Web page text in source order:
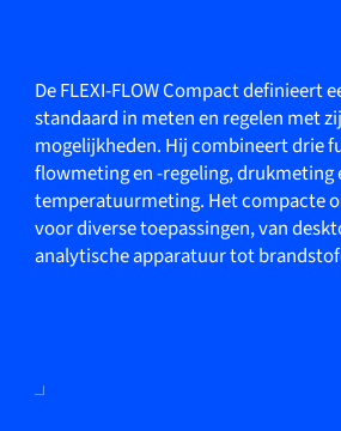
De FLEXI-FLOW Compact definieert
standaard in meten en regelen met
mogelijkheden. Hij combineert drie
flowmeting en -regeling, drukmeting
temperatuurmeting. Het compacte
voor diverse toepassingen, van
analytische apparatuur tot